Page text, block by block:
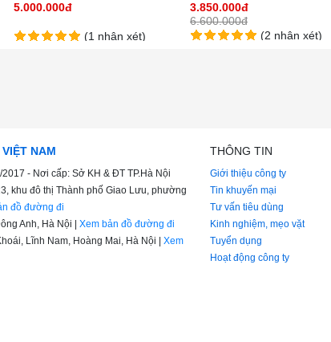
5.000.000đ
(1 nhận xét)
3.850.000đ
6.600.000đ
(2 nhận xét)
NAM
- Nơi cấp: Sở KH & ĐT TP.Hà Nội
khu đô thị Thành phố Giao Lưu, phường
đồ đường đi
Anh, Hà Nội | Xem bản đồ đường đi
Lĩnh Nam, Hoàng Mai, Hà Nội | Xem
THÔNG TIN
Giới thiệu công ty
Tin khuyến mại
Tư vấn tiêu dùng
Kinh nghiệm, mẹo vặt
Tuyển dụng
Hoạt động công ty